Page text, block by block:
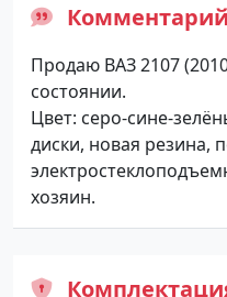
Продаю ВАЗ 2107
состоянии.
Цвет: серо-сине-
диски, новая резина,
хозяин.